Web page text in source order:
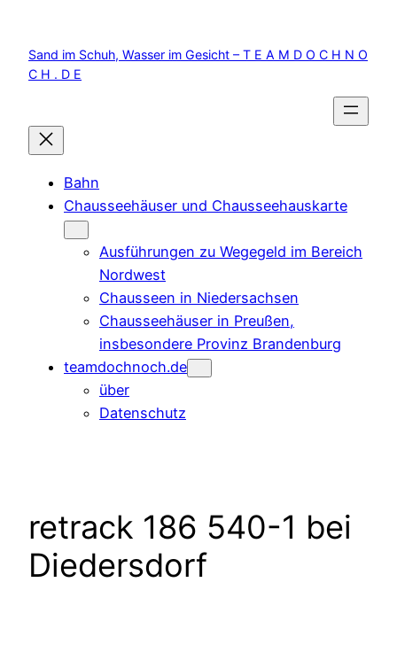
springen
Sand im Schuh, Wasser im Gesicht – T E A M D O C H N O
C H . D E
Bahn
Chausseehäuser und Chausseehauskarte
Ausführungen zu Wegegeld im Bereich
Nordwest
Chausseen in Niedersachsen
Chausseehäuser in Preußen,
insbesondere Provinz Brandenburg
teamdochnoch.de
über
Datenschutz
retrack 186 540-1 bei
Diedersdorf